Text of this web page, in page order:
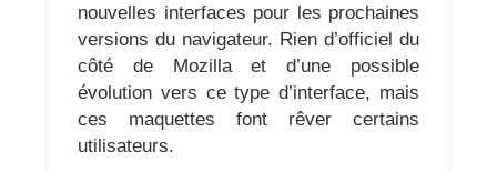
nouvelles interfaces pour les prochaines
versions du navigateur. Rien d’officiel du
côté de Mozilla et d’une possible
évolution vers ce type d’interface, mais
ces maquettes font rêver certains
utilisateurs.